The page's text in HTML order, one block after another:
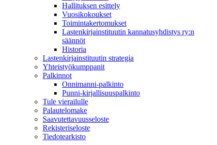
Hallituksen esittely
Vuosikokoukset
Toimintakertomukset
Lastenkirjainstituutin kannatusyhdistys ry:n
säännöt
Historia
Lastenkirjainstituutin strategia
Yhteistyökumppanit
Palkinnot
Onnimanni-palkinto
Punni-kirjallisuuspalkinto
Tule vierailulle
Palautelomake
Saavutettavuusseloste
Rekisteriseloste
Tiedotearkisto